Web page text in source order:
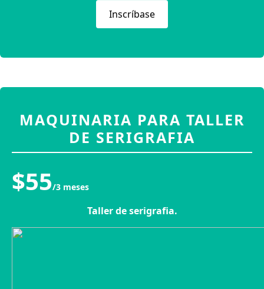
Inscríbase
MAQUINARIA PARA TALLER
DE SERIGRAFIA
$55/3 meses
Taller de serigrafia.